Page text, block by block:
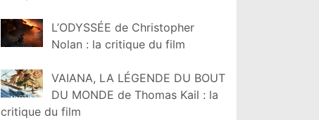
L’ODYSSÉE de Christopher
Nolan : la critique du film
VAIANA, LA LÉGENDE DU BOUT
DU MONDE de Thomas Kail : la
critique du film